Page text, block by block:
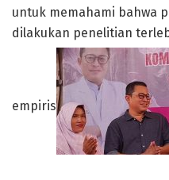
untuk memahami bahwa
dilakukan penelitian
empiris